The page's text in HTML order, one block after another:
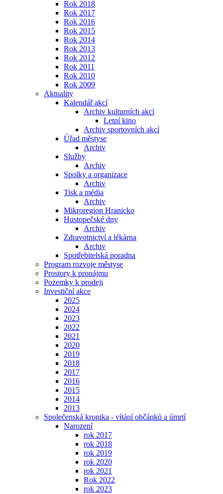
Rok 2018
Rok 2017
Rok 2016
Rok 2015
Rok 2014
Rok 2013
Rok 2012
Rok 2011
Rok 2010
Rok 2009
Aktuality
Kalendář akcí
Archiv kulturních akcí
Letní kino
Archiv sportovních akcí
Úřad městyse
Archiv
Služby
Archiv
Spolky a organizace
Archiv
Tisk a média
Archiv
Mikroregion Hranicko
Hustopečské dny
Archiv
Zdravotnictví a lékárna
Archiv
Spotřebitelská poradna
Program rozvoje městyse
Prostory k pronájmu
Pozemky k prodeji
Investiční akce
2025
2024
2023
2022
2021
2020
2019
2018
2017
2016
2015
2014
2013
Společenská kronika - vítání občánků a úmrtí
Narození
rok 2017
rok 2018
rok 2019
rok 2020
rok 2021
Rok 2022
rok 2023